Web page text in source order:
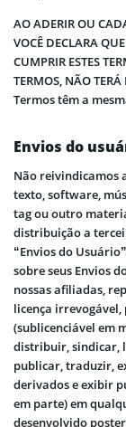
AO ADERIR OU
VOCÊ DECLARA
CUMPRIR ESTES
TERMOS, NÃO TERÁ
Termos têm a
Envios do
Não reivindicamos
texto, software,
tag ou outro
distribuição a
“Envios do
sobre seus Envios
nossas afiliadas,
licença
(sublicenciável em
distribuir, sindicar,
publicar, traduzir,
derivados e exibir
em parte) em
desenvolvido